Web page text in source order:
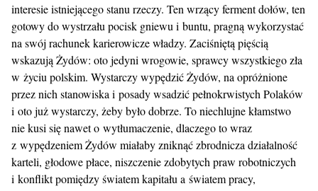
interesie istniejącego stanu rzeczy. Ten wrzący ferment dołów, ten
gotowy do wystrzału pocisk gniewu i buntu, pragną wykorzystać
na swój rachunek karierowicze władzy. Zaciśniętą pięścią
wskazują Żydów: oto jedyni wrogowie, sprawcy wszystkiego zła
w życiu polskim. Wystarczy wypędzić Żydów, na opróżnione
przez nich stanowiska i posady wsadzić pełnokrwistych Polaków
i oto już wystarczy, żeby było dobrze. To niechlujne kłamstwo
nie kusi się nawet o wytłumaczenie, dlaczego to wraz
z wypędzeniem Żydów miałaby zniknąć zbrodnicza działalność
karteli, głodowe płace, niszczenie zdobytych praw robotniczych
i konflikt pomiędzy światem kapitału a światem pracy,